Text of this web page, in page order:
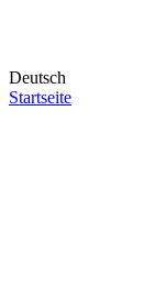
Deutsch
Startseite